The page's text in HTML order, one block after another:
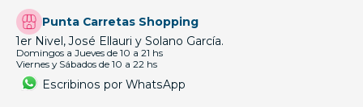
Punta Carretas Shopping
1er Nivel, José Ellauri y Solano García.
Domingos a Jueves de 10 a 21 hs
Viernes y Sábados de 10 a 22 hs
Escribinos por WhatsApp